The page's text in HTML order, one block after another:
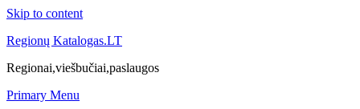
Skip to content
Regionų Katalogas.LT
Regionai,viešbučiai,paslaugos
Primary Menu